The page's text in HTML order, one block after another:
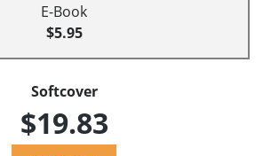
E-Book
$5.95
Softcover
$19.83